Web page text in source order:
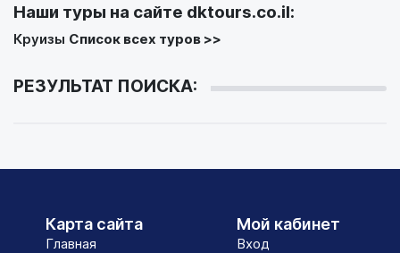
Наши туры на сайте dktours.co.il:
Круизы Список всех туров >>
РЕЗУЛЬТАТ ПОИСКА:
Карта сайта
Главная
Мой кабинет
Вход